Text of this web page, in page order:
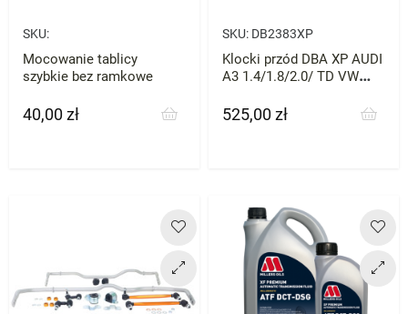
SKU:
Mocowanie tablicy
szybkie bez ramkowe
Cena
40,00 zł
SKU: DB2383XP
Klocki przód DBA XP AUDI
A3 1.4/1.8/2.0/ TD VW
Cena
525,00 zł